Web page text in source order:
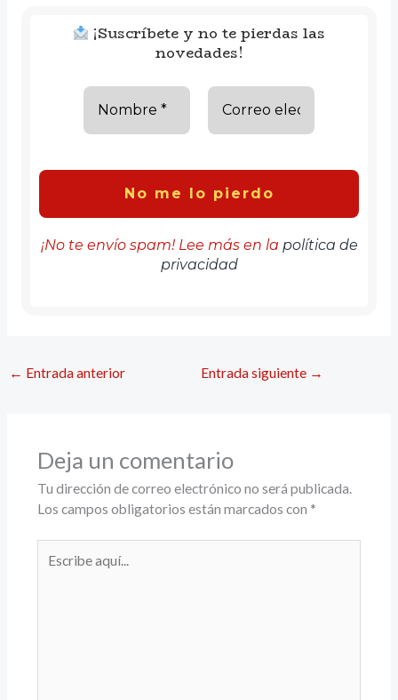
¡Suscríbete y no te pierdas las
novedades!
¡No te envío spam! Lee más en la política de
privacidad
← Entrada anterior Entrada siguiente →
Deja un comentario
Tu dirección de correo electrónico no será publicada.
Los campos obligatorios están marcados con *
aquí...